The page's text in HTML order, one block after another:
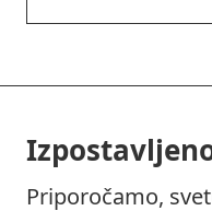
Priporočamo,